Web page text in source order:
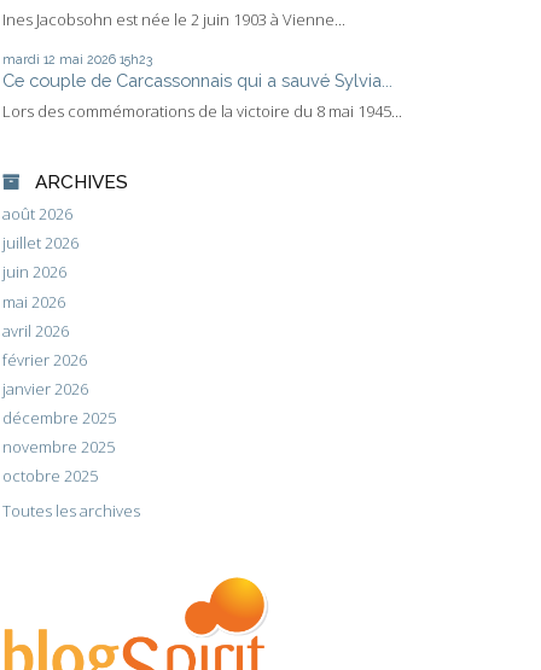
Ines Jacobsohn est née le 2 juin 1903 à Vienne...
mardi 12 mai 2026 15h23
Ce couple de Carcassonnais qui a sauvé Sylvia...
Lors des commémorations de la victoire du 8 mai 1945...
ARCHIVES
août 2026
juillet 2026
juin 2026
mai 2026
avril 2026
février 2026
janvier 2026
décembre 2025
novembre 2025
octobre 2025
Toutes les archives